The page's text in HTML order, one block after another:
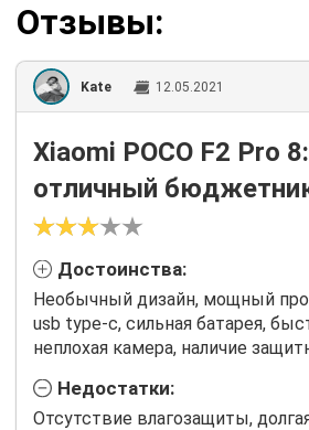
Отзывы:
Kate 12.05.2021
Xiaomi POCO F2 Pro
отличный
Достоинства:
Необычный дизайн, мощный
usb type-c, сильная батарея,
неплохая камера, наличие
Недостатки:
Отсутствие влагозащиты,